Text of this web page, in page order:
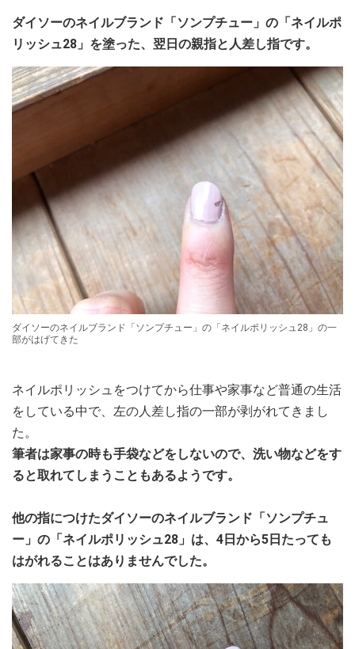
ダイソーのネイルブランド「ソンプチュー」の「ネイルポ
リッシュ28」を塗った、翌日の親指と人差し指です。
ダイソーのネイルブランド「ソンプチュー」の「ネイルポリッシュ28」の一
部がはげてきた
ネイルポリッシュをつけてから仕事や家事など普通の生活
をしている中で、左の人差し指の一部が剥がれてきまし
た。
筆者は家事の時も手袋などをしないので、洗い物などをす
ると取れてしまうこともあるようです。
他の指につけたダイソーのネイルブランド「ソンプチュ
ー」の「ネイルポリッシュ28」は、4日から5日たっても
はがれることはありませんでした。